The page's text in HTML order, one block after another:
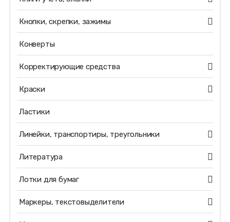
Кнопки, скрепки, зажимы
Конверты
Корректирующие средства
Краски
Ластики
Линейки, транспортиры, треугольники
Литература
Лотки для бумаг
Маркеры, текстовыделители